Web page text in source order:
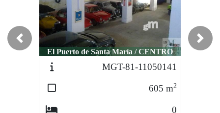
El Puerto de Santa María / CENTRO
MGT-81-11050141
605m 2
El Puerto de Santa María / RIBERA
MARISCO
MGT-1345-11011680
Previous Next